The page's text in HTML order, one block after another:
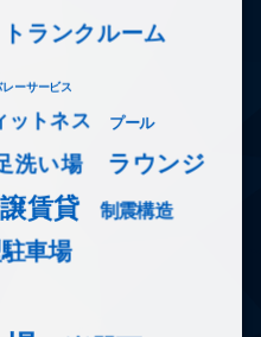
トランクルーム
レーサービス
ットネス プール
洗い場 ラウンジ
賃貸 制震構造
車場